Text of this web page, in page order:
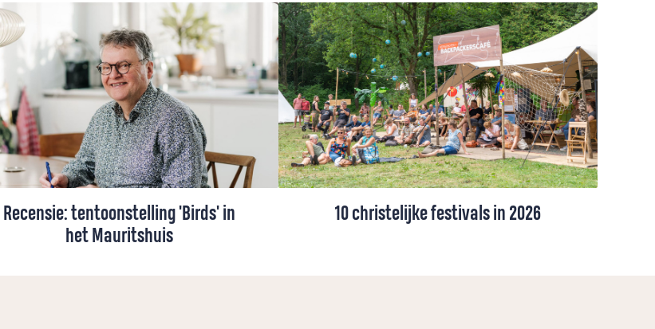
Recensie: tentoonstelling 'Birds' in
het Mauritshuis
10 christelijke festivals in 2026